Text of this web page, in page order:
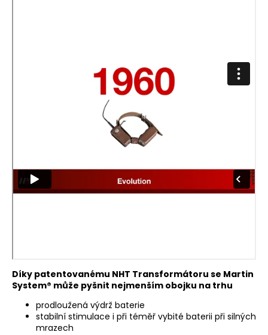
Díky patentovanému NHT Transformátoru se Martin
System® může pyšnit nejmenším obojku na trhu
prodloužená výdrž baterie
stabilní stimulace i při téměř vybité baterii při silných
mrazech